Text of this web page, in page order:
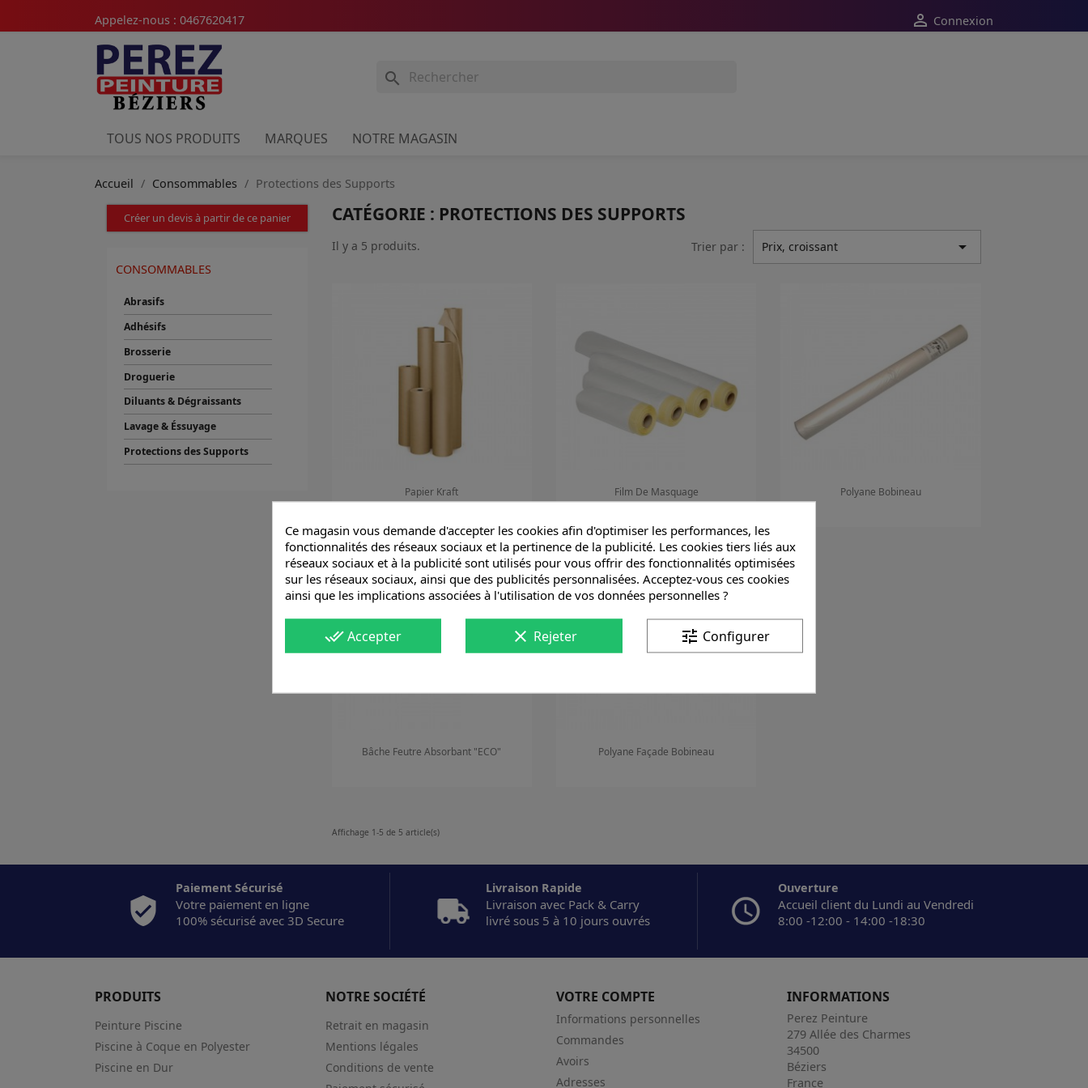
Appelez-nous : 0467620417  Connexion

TOUS NOS PRODUITS MARQUES NOTRE MAGASIN
Accueil Consommables Protections des Supports
Créer un devis à partir de ce panier
CONSOMMABLES
Abrasifs
Adhésifs
Brosserie
Droguerie
Diluants & Dégraissants
Lavage & Éssuyage
Protections des Supports
CATÉGORIE : PROTECTIONS DES SUPPORTS
Il y a 5 produits. Trier par : Prix, croissant 
Papier Kraft
Aperçu rapide
Film De Masquage
Aperçu rapide
Polyane Bobineau
Bâche Feutre Absorbant "ECO" Polyane Façade Bobineau
Affichage 1-5 de 5 article(s)
Paiement Sécurisé
Votre paiement en ligne
100% sécurisé avec 3D Secure
Livraison Rapide
Livraison avec Pack & Carry
livré sous 5 à 10 jours ouvrés
Ouverture
Accueil client du Lundi au Vendredi
8:00 -12:00 - 14:00 -18:30
PRODUITS
Peinture Piscine
Piscine à Coque en Polyester
Piscine en Dur
NOTRE SOCIÉTÉ
Retrait en magasin
Mentions légales
Conditions de vente
VOTRE COMPTE
Informations personnelles
Commandes
Avoirs
Adresses
INFORMATIONS
Perez Peinture
279 Allée des Charmes
34500
Béziers
France
Ce magasin vous demande d'accepter les cookies afin d'optimiser les performances, les
fonctionnalités des réseaux sociaux et la pertinence de la publicité. Les cookies tiers liés aux
réseaux sociaux et à la publicité sont utilisés pour vous offrir des fonctionnalités optimisées
sur les réseaux sociaux, ainsi que des publicités personnalisées. Acceptez-vous ces cookies
ainsi que les implications associées à l'utilisation de vos données personnelles ?
done_allAccepter clear Rejeter tune Configurer